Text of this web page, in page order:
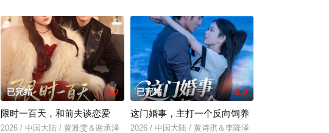
已完结 9.0
限时一百天，和前夫谈恋爱
2026 / 中国大陆 / 黄雅雯＆谢承泽
已完结 8.0
这门婚事，主打一个反向饲养
2026 / 中国大陆 / 黄诗琪＆李隆泽